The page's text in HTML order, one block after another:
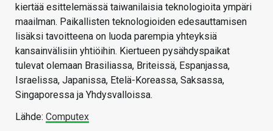
kiertää esittelemässä taiwanilaisia teknologioita ympäri
maailman. Paikallisten teknologioiden edesauttamisen
lisäksi tavoitteena on luoda parempia yhteyksiä
kansainvälisiin yhtiöihin. Kiertueen pysähdyspaikat
tulevat olemaan Brasiliassa, Briteissä, Espanjassa,
Israelissa, Japanissa, Etelä-Koreassa, Saksassa,
Singaporessa ja Yhdysvalloissa.
Lähde: Computex